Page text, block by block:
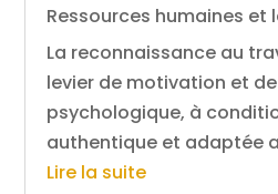
Ressources humaines et
La reconnaissance au
levier de motivation et
psychologique, à
authentique et adaptée
Lire la suite